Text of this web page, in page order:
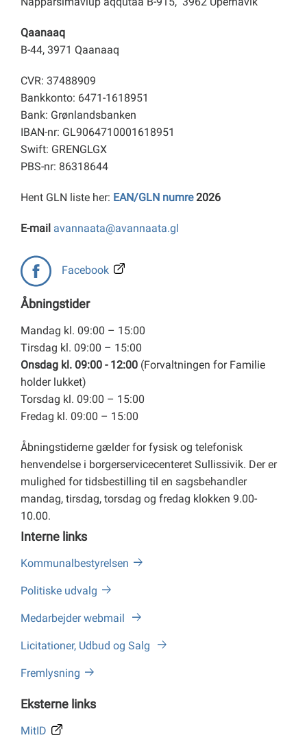
Qaanaaq
B-44, 3971 Qaanaaq
CVR: 37488909
Bankkonto: 6471-1618951
Bank: Grønlandsbanken
IBAN-nr: GL9064710001618951
Swift: GRENGLGX
PBS-nr: 86318644
Hent GLN liste her: EAN/GLN numre2026
E-mail avannaata@avannaata.gl
Facebook
Åbningstider
Mandag kl. 09:00 – 15:00
Tirsdag kl. 09:00 – 15:00
Onsdag kl. 09:00 - 12:00 (Forvaltningen for Familie
holder lukket)
Torsdag kl. 09:00 – 15:00
Fredag kl. 09:00 – 15:00
Åbningstiderne gælder for fysisk og telefonisk
henvendelse i borgerservicecenteret Sullissivik. Der er
mulighed for tidsbestilling til en sagsbehandler
mandag, tirsdag, torsdag og fredag klokken 9.00-
10.00.
Interne links
Kommunalbestyrelsen
Politiske udvalg
Medarbejder webmail
Licitationer, Udbud og Salg
Fremlysning
Eksterne links
MitID